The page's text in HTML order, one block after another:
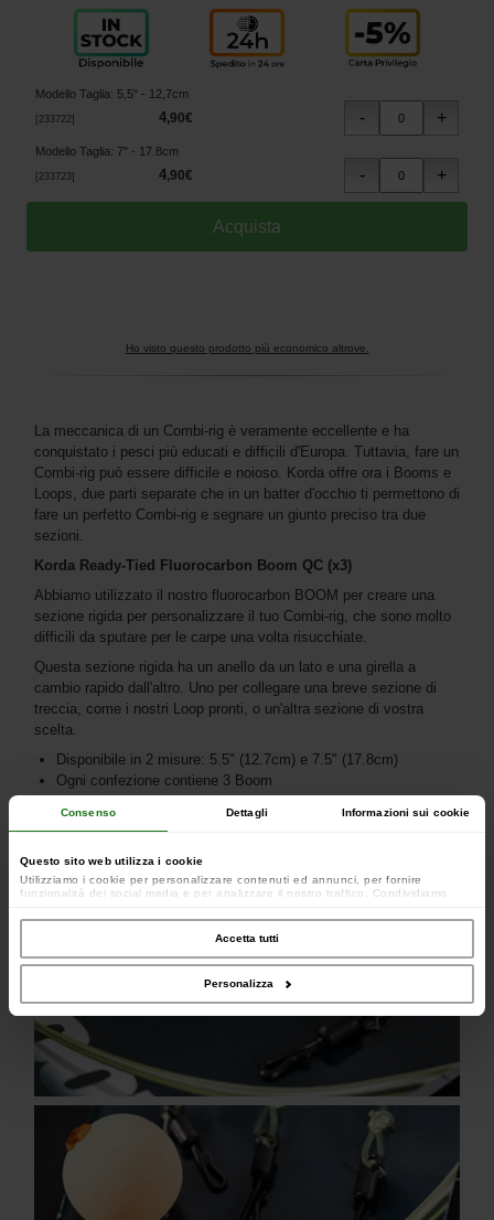
Consenso Dettagli Informazioni sui cookie
Questo sito web utilizza i cookie
Utilizziamo i cookie per personalizzare contenuti ed annunci, per fornire
funzionalità dei social media e per analizzare il nostro traffico. Condividiamo
occupano di analisi dei dati web, pubblicità e social media, i quali potrebbero
combinarle con altre informazioni che hai fornito loro o che hanno raccolto dal
Accetta tutti
Personalizza
Modello Taglia: 5,5" - 12,7cm
233722] 4,90€
Modello Taglia: 7" - 17.8cm
233723 ] 4,90€
Ho visto questo prodotto più economico altrove.
La meccanica di un Combi-rig è veramente eccellente e ha
conquistato i pesci più educati e difficili d'Europa. Tuttavia, fare un
Combi-rig può essere difficile e noioso. Korda offre ora i Booms e
Loops, due parti separate che in un batter d'occhio ti permettono di
fare un perfetto Combi-rig e segnare un giunto preciso tra due
sezioni.
Korda Ready-Tied Fluorocarbon Boom QC (x3)
Abbiamo utilizzato il nostro fluorocarbon BOOM per creare una
sezione rigida per personalizzare il tuo Combi-rig, che sono molto
difficili da sputare per le carpe una volta risucchiate.
Questa sezione rigida ha un anello da un lato e una girella a
cambio rapido dall'altro. Uno per collegare una breve sezione di
treccia, come i nostri Loop pronti, o un'altra sezione di vostra
scelta.
Disponibile in 2 misure: 5.5" (12.7cm) e 7.5" (17.8cm)
Ogni confezione contiene 3 Boom